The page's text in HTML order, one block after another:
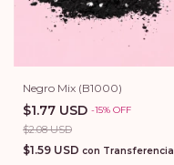
Negro Mix (B1000)
$1.77 USD -15% OFF
$2.08 USD
$1.59 USD con Transferencia